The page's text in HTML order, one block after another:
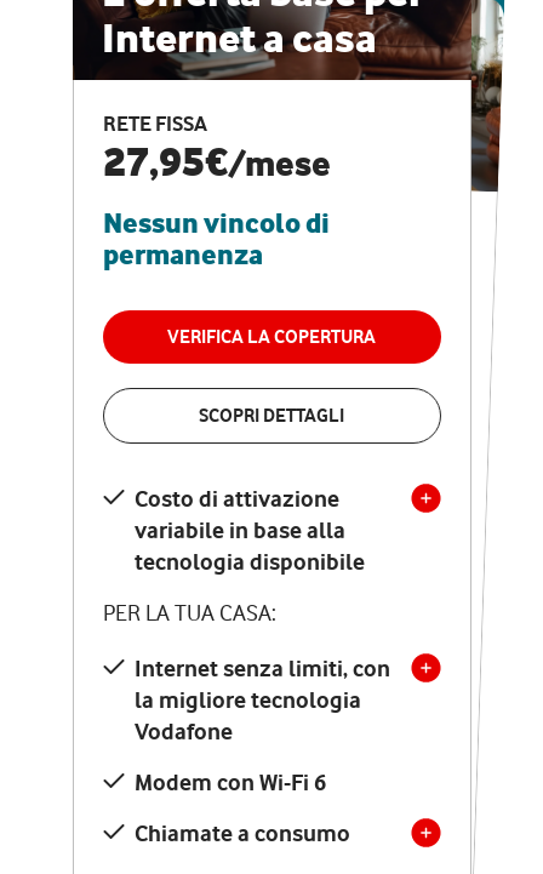
Internet a casa
RETE FISSA
27,95€/mese
Nessun vincolo di
permanenza
VERIFICA LA COPERTURA
SCOPRI DETTAGLI
Costo di attivazione
variabile in base alla
tecnologia disponibile
PER LA TUA CASA:
Internet senza limiti, con
la migliore tecnologia
Vodafone
Modem con Wi-Fi 6
Chiamate a consumo
CASA PRO
Internet veloce e
vantaggi speciali
RETE FISSA + VODAFONE CLUB
29,95€
permanenza
VERIFICA LA COPERTURA
Costo di attivazione
variabile in base alla
tecnologia disponibile
PER LA TUA CASA:
Internet senza limiti, con
la migliore tecnologia
Vodafone
Modem Seven con Wi-Fi 7
Chiamate illimitate verso
numeri fissi e mobili
nazionali